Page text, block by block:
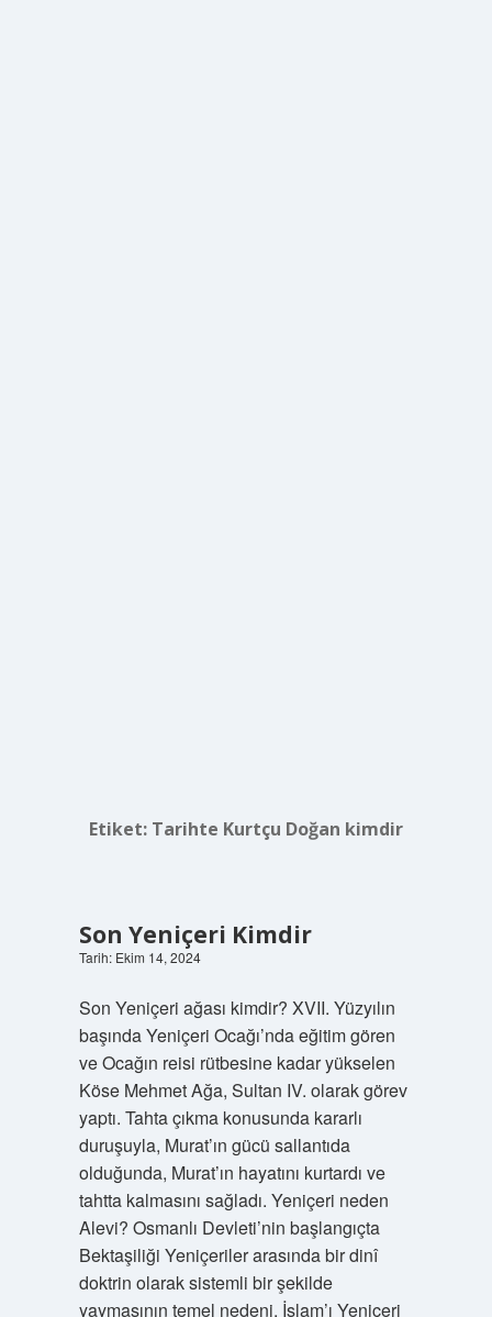
Etiket: Tarihte Kurtçu Doğan kimdir
Son Yeniçeri Kimdir
Tarih: Ekim 14, 2024
Son Yeniçeri ağası kimdir? XVII. Yüzyılın
başında Yeniçeri Ocağı’nda eğitim gören
ve Ocağın reisi rütbesine kadar yükselen
Köse Mehmet Ağa, Sultan IV. olarak görev
yaptı. Tahta çıkma konusunda kararlı
duruşuyla, Murat’ın gücü sallantıda
olduğunda, Murat’ın hayatını kurtardı ve
tahtta kalmasını sağladı. Yeniçeri neden
Alevi? Osmanlı Devleti’nin başlangıçta
Bektaşiliği Yeniçeriler arasında bir dinî
doktrin olarak sistemli bir şekilde
yaymasının temel nedeni, İslam’ı Yeniçeri